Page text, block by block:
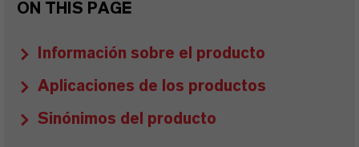
ON THIS PAGE
Información sobre el producto
Aplicaciones de los productos
Sinónimos del producto